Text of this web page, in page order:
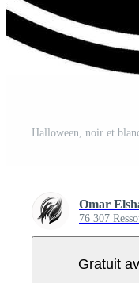
Omar
76 307
Gratuit